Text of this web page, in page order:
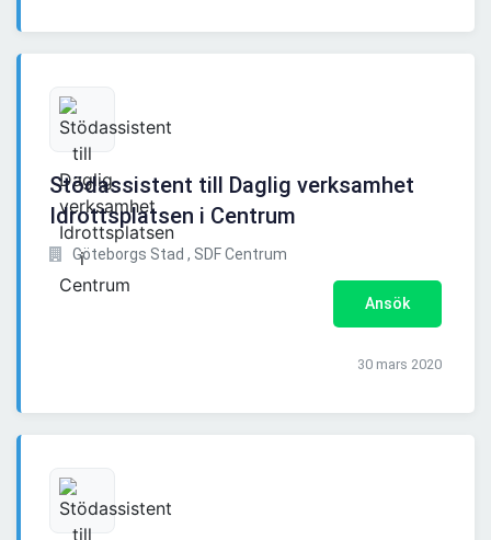
Stödassistent till Daglig verksamhet
Idrottsplatsen i Centrum
Göteborgs Stad , SDF Centrum
Ansök
30 mars 2020